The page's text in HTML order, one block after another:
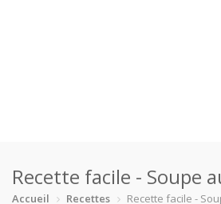
Catégories
Recette facile - Soupe
Accueil Recettes Recette facile -